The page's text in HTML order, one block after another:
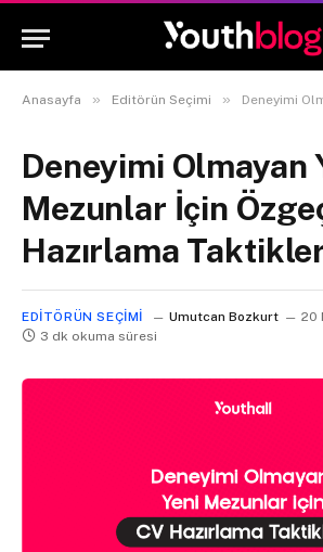
Anasayfa » Editörün Seçimi » Deneyimi Olmayan Yeni
Deneyimi Olmayan
Mezunlar İçin
Hazırlama
EDITÖRÜN SEÇIMI Umutcan Bozkurt
20
3 dk okuma süresi